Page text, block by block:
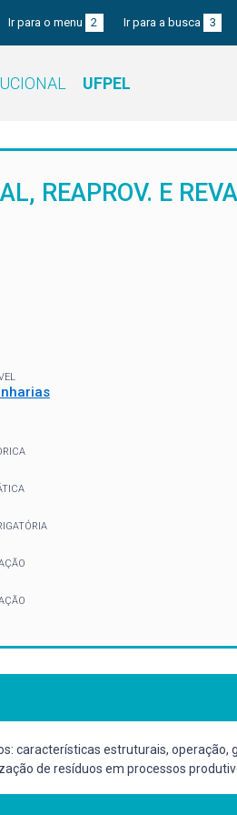
Ir para o menu 2 Ir para a busca 3
UFPEL
REAPROV. E
características estruturais, operação,
de resíduos em processos